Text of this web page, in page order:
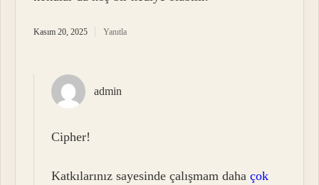
Kasım 20, 2025 Yanıtla
admin
Cipher!
Katkılarınız sayesinde çalışmam dahaçok